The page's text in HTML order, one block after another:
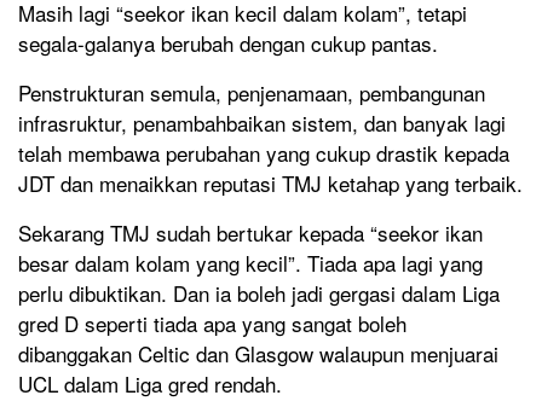
Masih lagi “seekor ikan kecil dalam kolam”, tetapi
segala-galanya berubah dengan cukup pantas.
Penstrukturan semula, penjenamaan, pembangunan
infrasruktur, penambahbaikan sistem, dan banyak lagi
telah membawa perubahan yang cukup drastik kepada
JDT dan menaikkan reputasi TMJ ketahap yang terbaik.
Sekarang TMJ sudah bertukar kepada “seekor ikan
besar dalam kolam yang kecil”. Tiada apa lagi yang
perlu dibuktikan. Dan ia boleh jadi gergasi dalam Liga
gred D seperti tiada apa yang sangat boleh
dibanggakan Celtic dan Glasgow walaupun menjuarai
UCL dalam Liga gred rendah.